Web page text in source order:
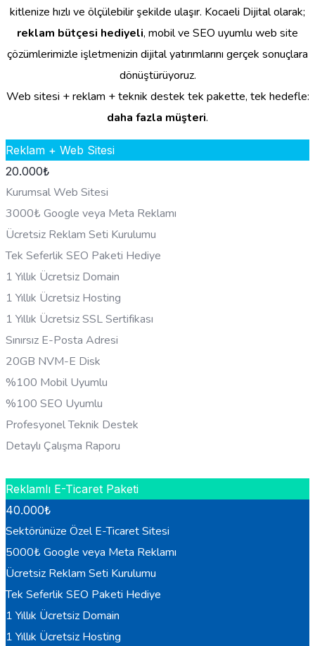
kitlenize hızlı ve ölçülebilir şekilde ulaşır. Kocaeli Dijital olarak;
reklam bütçesi hediyeli, mobil ve SEO uyumlu web site
çözümlerimizle işletmenizin dijital yatırımlarını gerçek sonuçlara
dönüştürüyoruz.
Web sitesi + reklam + teknik destek tek pakette, tek hedefle:
daha fazla müşteri.
Reklam + Web Sitesi
20.000₺
Kurumsal Web Sitesi
3000₺ Google veya Meta Reklamı
Ücretsiz Reklam Seti Kurulumu
Tek Seferlik SEO Paketi Hediye
1 Yıllık Ücretsiz Domain
1 Yıllık Ücretsiz Hosting
1 Yıllık Ücretsiz SSL Sertifikası
Sınırsız E-Posta Adresi
20GB NVM-E Disk
%100 Mobil Uyumlu
%100 SEO Uyumlu
Profesyonel Teknik Destek
Detaylı Çalışma Raporu
Reklamlı E-Ticaret Paketi
40.000₺
Sektörünüze Özel E-Ticaret Sitesi
5000₺ Google veya Meta Reklamı
Ücretsiz Reklam Seti Kurulumu
Tek Seferlik SEO Paketi Hediye
1 Yıllık Ücretsiz Domain
1 Yıllık Ücretsiz Hosting